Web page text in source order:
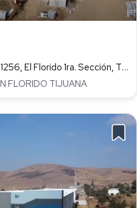
Carretera Libre Tecate Tijuana 1256, El Florido 1ra. Sección, Tijuana
FLORIDO TIJUANA